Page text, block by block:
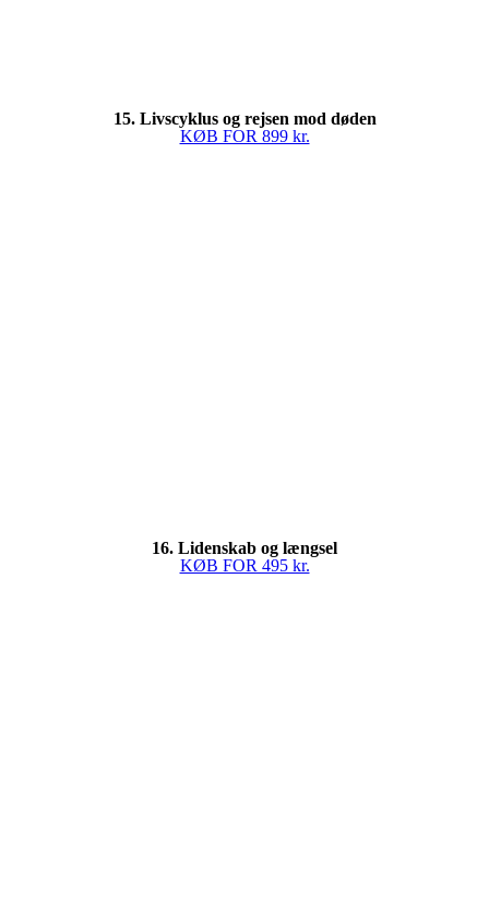
15. Livscyklus og rejsen mod døden
KØB FOR 899 kr.
16. Lidenskab og længsel
KØB FOR 495 kr.